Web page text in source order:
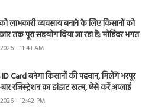
लाभकारी व्यवसाय बनाने के लिए किसानों को
तक पूरा सहयोग दिया जा रहा है: मोहिंदर भगत
- 11:43 AM
Card बनेगा किसानों की पहचान, मिलेंगे भरपूर
बार रजिस्ट्रेशन का झंझट खत्म, ऐसे करें अप्लाई
- 12:42 PM